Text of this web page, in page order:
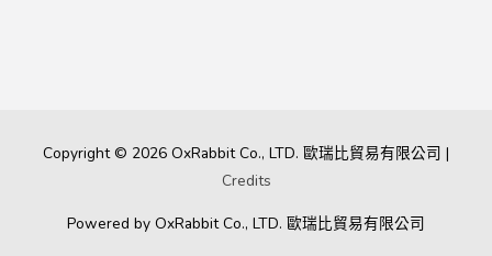
Copyright © 2026 OxRabbit Co., LTD. 歐瑞比貿易有限公司 |
Credits
Powered by OxRabbit Co., LTD. 歐瑞比貿易有限公司